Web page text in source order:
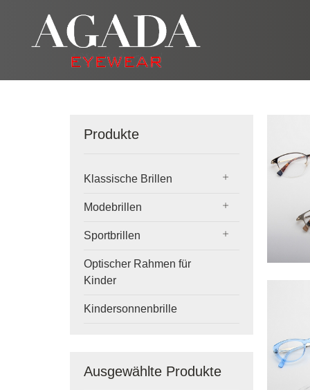
Produkte
Klassische Brillen
Modebrillen
Sportbrillen
Optischer Rahmen für
Kinder
Kindersonnenbrille
Ausgewählte Produkte